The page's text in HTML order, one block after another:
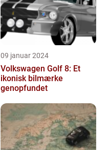
09 januar 2024
Volkswagen Golf 8: Et
ikonisk bilmærke
genopfundet